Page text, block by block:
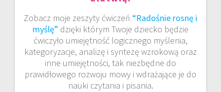
Zobacz moje zeszyty ćwiczeń “Radośnie rosnę i
myślę” dzięki którym Twoje dziecko będzie
ćwiczyło umiejętność logicznego myślenia,
kategoryzacje, analizę i syntezę wzrokową oraz
inne umiejętności, tak niezbędne do
prawidłowego rozwoju mowy i wdrażające je do
nauki czytania i pisania.